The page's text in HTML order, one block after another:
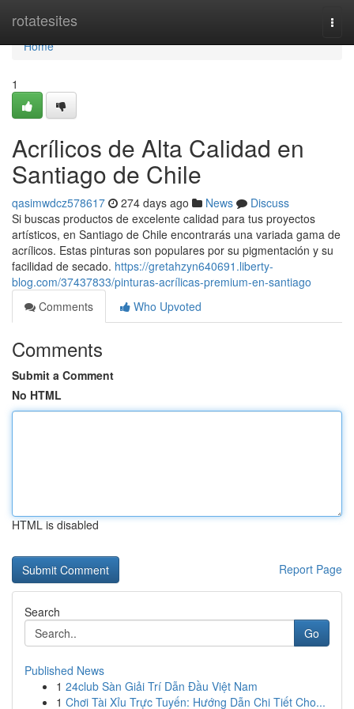
rotatesites
Home
Home
1
Acrílicos de Alta Calidad en
Santiago de Chile
qasimwdcz578617 274 days ago News
Discuss
Si buscas productos de excelente calidad para tus proyectos
artísticos, en Santiago de Chile encontrarás una variada gama de
acrílicos. Estas pinturas son populares por su pigmentación y su
facilidad de secado. https://gretahzyn640691.liberty-
blog.com/37437833/pinturas-acrílicas-premium-en-santiago
Comments
Who Upvoted
Comments
Submit a Comment
No HTML
HTML is disabled
Report Page
Search
Go
Published News
1 24club Sàn Giải Trí Dẫn Đầu Việt Nam
1 Chơi Tài Xỉu Trực Tuyến: Hướng Dẫn Chi Tiết Cho...